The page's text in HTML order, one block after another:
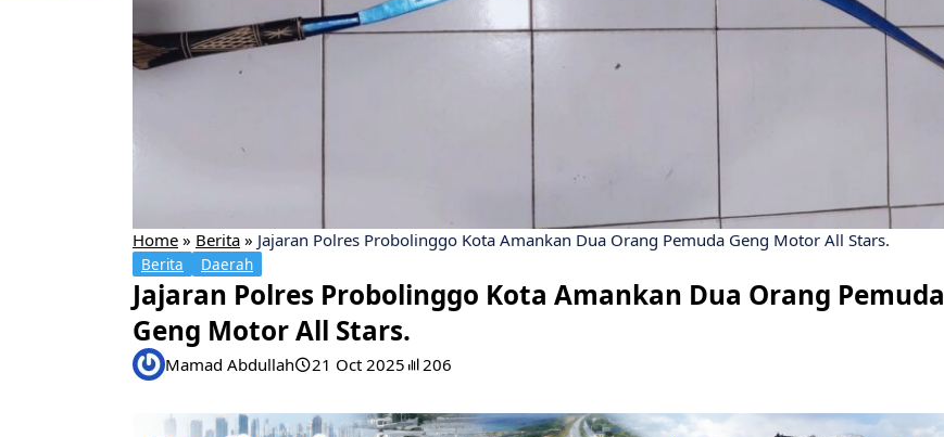
Home » Berita » Jajaran Polres Probolinggo Kota Amankan Dua Orang Pemuda Geng Motor All Stars.
Berita Daerah
Jajaran Polres Probolinggo Kota Amankan Dua Orang Pemuda
Geng Motor All Stars.
Mamad Abdullah 21 Oct 2025 206